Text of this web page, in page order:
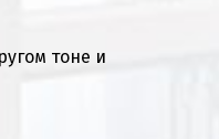
тоне и